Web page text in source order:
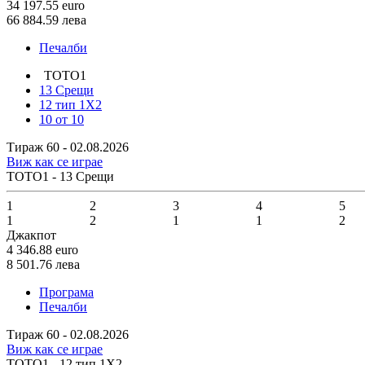
34 197.55 euro
66 884.59 лева
Печалби
ТОТО1
13 Срещи
12 тип 1X2
10 от 10
Тираж 60 - 02.08.2026
Виж как се играе
ТОТО1 - 13 Срещи
1
1
2
2
3
1
4
1
5
2
Джакпот
4 346.88 euro
8 501.76 лева
Програма
Печалби
Тираж 60 - 02.08.2026
Виж как се играе